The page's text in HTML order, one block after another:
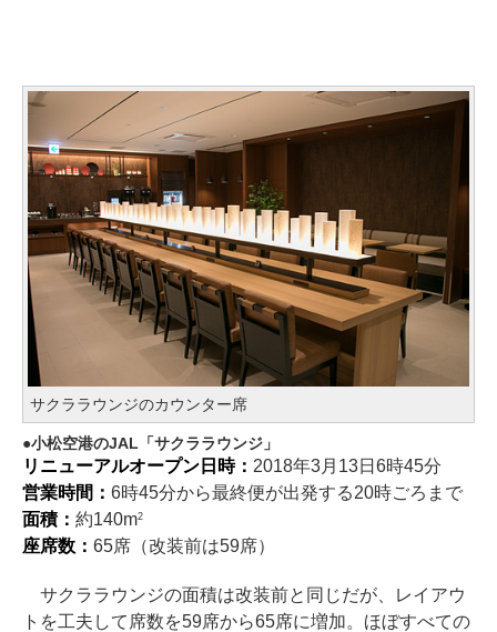
サクララウンジのカウンター席
小松空港のJAL「サクララウンジ」
リニューアルオープン日時： 2018年3月13日6時45分
営業時間： 6時45分から最終便が出発する20時ごろまで
面積： 約140m2
座席数： 65席（改装前は59席）
サクララウンジの面積は改装前と同じだが、レイアウ
トを工夫して席数を59席から65席に増加。ほぼすべての